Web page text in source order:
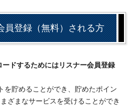
員登録（無料）される方
ドするためにはリスナー会員登録
を貯めることができ、貯めたポイン
ざまなサービスを受けることができ